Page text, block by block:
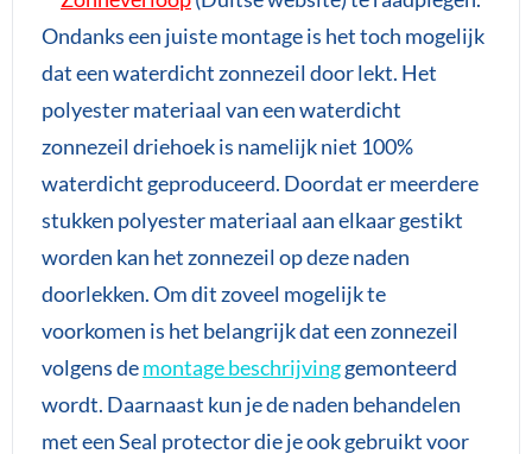
Ondanks een juiste montage is het toch mogelijk
dat een waterdicht zonnezeil door lekt. Het
polyester materiaal van een waterdicht
zonnezeil driehoek is namelijk niet 100%
waterdicht geproduceerd. Doordat er meerdere
stukken polyester materiaal aan elkaar gestikt
worden kan het zonnezeil op deze naden
doorlekken. Om dit zoveel mogelijk te
voorkomen is het belangrijk dat een zonnezeil
volgens demontage beschrijvinggemonteerd
wordt. Daarnaast kun je de naden behandelen
met een Seal protector die je ook gebruikt voor